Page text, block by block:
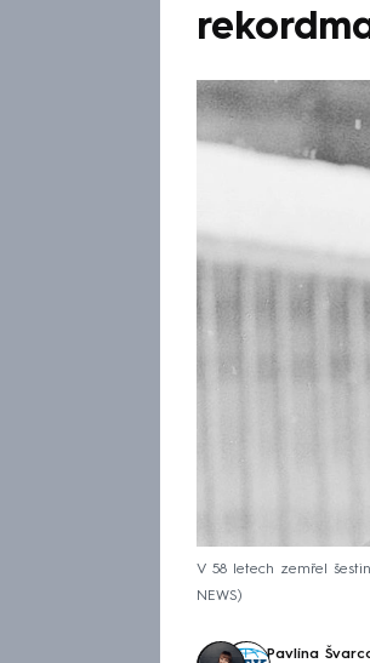
V 58 letech zemřel
NEWS
Pavlína